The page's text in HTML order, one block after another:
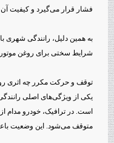
فشار قرار می‌گیرد و کیفیت
به همین دلیل، رانندگی شهری
شرایط سختی برای روغن موتور
توقف و حرکت مکرر چه اثری
یکی از ویژگی‌های اصلی
است. در ترافیک، خودرو مدام
متوقف می‌شود. این وضعیت